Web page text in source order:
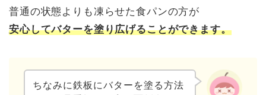
普通の状態よりも凍らせた食パンの方が
安心してバターを塗り広げることができます。
ちなみに鉄板にバターを塗る方法